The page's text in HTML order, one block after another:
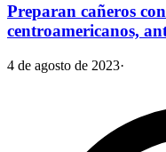
Preparan cañeros
centroamericanos,
4 de agosto de 2023·